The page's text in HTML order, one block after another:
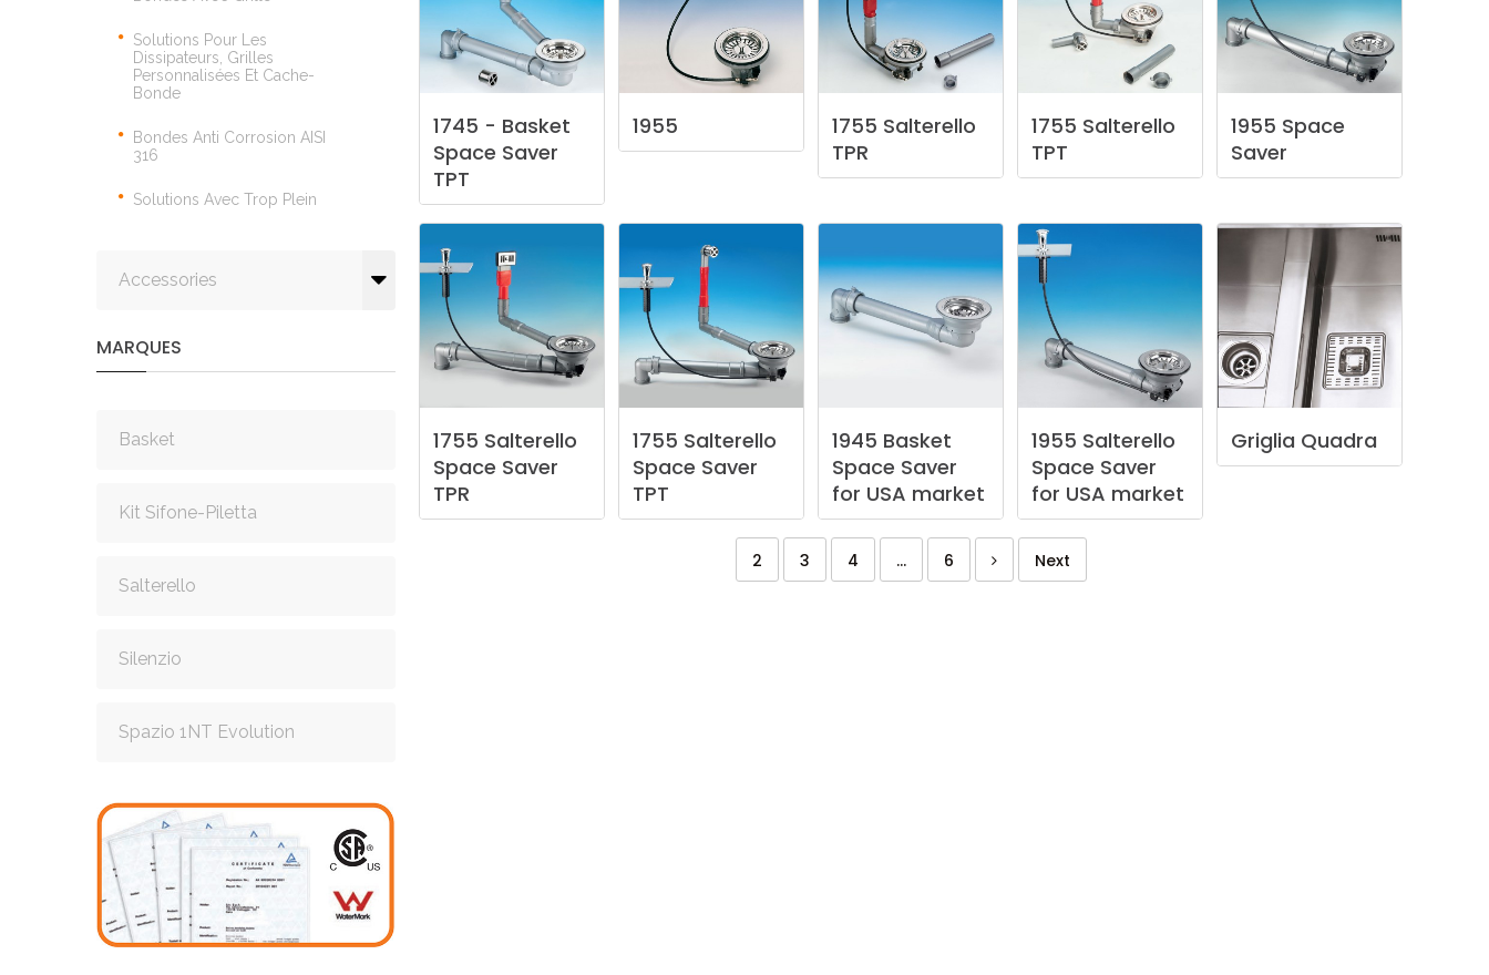
Solutions Pour Les
Dissipateurs, Grilles
Personnalisées Et Cache-
Bonde
Bondes Anti Corrosion AISI
316
Solutions Avec Trop Plein
Accessories
MARQUES
Basket
Kit Sifone-Piletta
Salterello
Silenzio
Spazio 1NT Evolution
1745 - Basket
Space Saver
TPT
1955 1755 Salterello
TPR
1755 Salterello
TPT
1955 Space
Saver
1755 Salterello
Space Saver
TPR
1755 Salterello
Space Saver
TPT
1945 Basket
Space Saver
for USA market
1955 Salterello
Space Saver
for USA market
Griglia Quadra
2 3 4 ... 6 Next